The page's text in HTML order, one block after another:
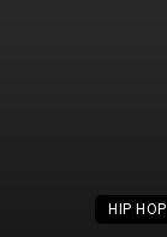
HIP HOP